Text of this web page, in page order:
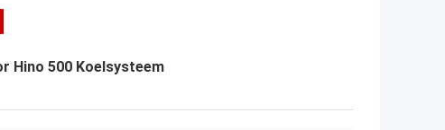
Hino 500 Koelsysteem